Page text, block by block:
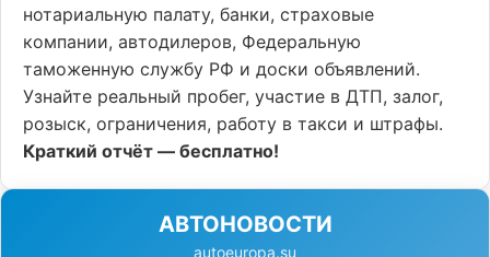
нотариальную палату, банки, страховые
компании, автодилеров, Федеральную
таможенную службу РФ и доски объявлений.
Узнайте реальный пробег, участие в ДТП, залог,
розыск, ограничения, работу в такси и штрафы.
Краткий отчёт — бесплатно!
АВТОНОВОСТИ
autoeuropa.su